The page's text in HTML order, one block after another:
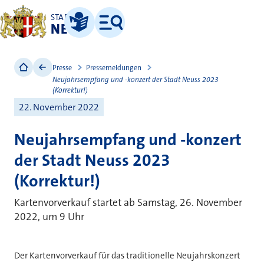
STADT
NEUSS
Leichte Sprache
Menü
Presse
Pressemeldungen
Neujahrsempfang und -konzert der Stadt Neuss 2023
(Korrektur!)
22. November 2022
Neujahrsempfang und -konzert
der Stadt Neuss 2023
(Korrektur!)
Kartenvorverkauf startet ab Samstag, 26. November
2022, um 9 Uhr
Der Kartenvorverkauf für das traditionelle Neujahrskonzert